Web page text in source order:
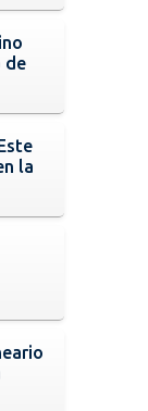
de
la